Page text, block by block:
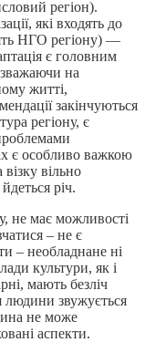
регіон).
які входять до
НГО регіону) —
є головним
на
житті,
закінчуються
регіону, є
є особливо важкою
вільно
річ.
не має можливості
– не є
– необладнане ні
культури, як і
мають безліч
людини звужується
не може
аспекти.